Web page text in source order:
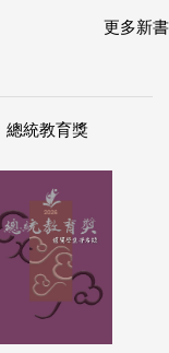
更多新書
總統教育獎